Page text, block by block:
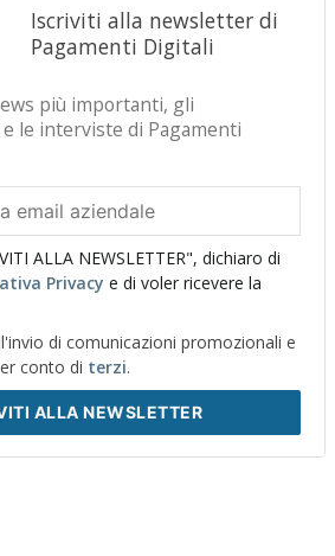
Iscriviti alla newsletter di
Pagamenti Digitali
più importanti, gli
le interviste di Pagamenti
ALLA NEWSLETTER", dichiaro di
Privacy e di voler ricevere la
di comunicazioni promozionali e
conto di terzi.
ALLA NEWSLETTER